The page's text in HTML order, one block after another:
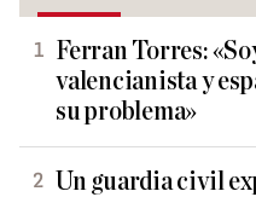
Ferran Torres:
valencianista y
su problema»
Un guardia civil